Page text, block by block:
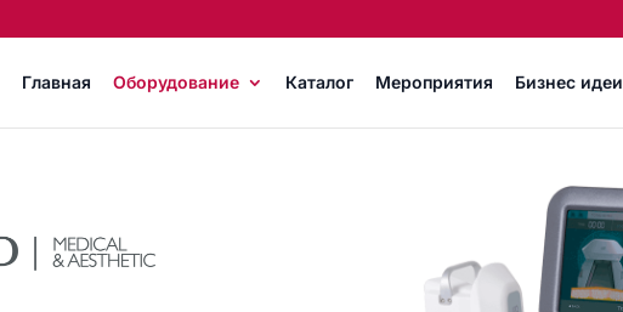
Главная Оборудование Каталог Мероприятия Бизнес идеи